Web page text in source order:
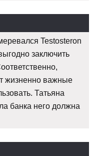
Testosteron
заключить
жизненно важные
Татьяна
банка него должна